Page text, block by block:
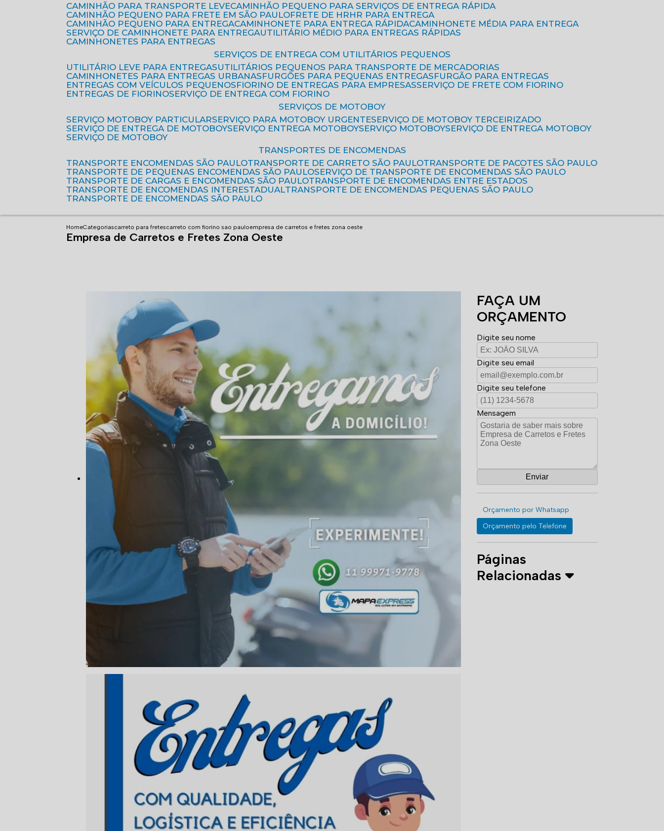
CAMINHÃO PARA TRANSPORTE LEVE
CAMINHÃO PEQUENO PARA SERVIÇOS DE ENTREGA RÁPIDA
CAMINHÃO PEQUENO PARA FRETE EM SÃO PAULO
FRETE DE HR
HR PARA ENTREGA
CAMINHÃO PEQUENO PARA ENTREGA CAMINHONETE PARA ENTREGA RÁPIDA CAMINHONETE MÉDIA PARA ENTREGA
SERVIÇO DE CAMINHONETE PARA ENTREGA
UTILITÁRIO MÉDIO PARA ENTREGAS RÁPIDAS
CAMINHONETES PARA ENTREGAS
SERVIÇOS DE ENTREGA COM UTILITÁRIOS PEQUENOS
UTILITÁRIO LEVE PARA ENTREGAS
UTILITÁRIOS PEQUENOS PARA TRANSPORTE DE MERCADORIAS
CAMINHONETES PARA ENTREGAS URBANAS
FURGÕES PARA PEQUENAS ENTREGAS
FURGÃO PARA ENTREGAS
ENTREGAS COM VEÍCULOS PEQUENOS
FIORINO DE ENTREGAS PARA EMPRESAS
SERVIÇO DE FRETE COM FIORINO
ENTREGAS DE FIORINO
SERVIÇO DE ENTREGA COM FIORINO
SERVIÇOS DE MOTOBOY
SERVIÇO MOTOBOY PARTICULAR
SERVIÇO PARA MOTOBOY URGENTE
SERVIÇO DE MOTOBOY TERCEIRIZADO
SERVIÇO DE ENTREGA DE MOTOBOY
SERVIÇO ENTREGA MOTOBOY SERVIÇO MOTOBOY
SERVIÇO DE ENTREGA MOTOBOY
SERVIÇO DE MOTOBOY
TRANSPORTES DE ENCOMENDAS
TRANSPORTE ENCOMENDAS SÃO PAULO
TRANSPORTE DE CARRETO SÃO PAULO
TRANSPORTE DE PACOTES SÃO PAULO
TRANSPORTE DE PEQUENAS ENCOMENDAS SÃO PAULO
SERVIÇO DE TRANSPORTE DE ENCOMENDAS SÃO PAULO
TRANSPORTE DE CARGAS E ENCOMENDAS SÃO PAULO
TRANSPORTE DE ENCOMENDAS ENTRE ESTADOS
TRANSPORTE DE ENCOMENDAS INTERESTADUAL
TRANSPORTE DE ENCOMENDAS PEQUENAS SÃO PAULO
TRANSPORTE DE ENCOMENDAS SÃO PAULO
HomeCategoriascarreto para fretescarreto com fiorino sao pauloempresa de carretos e fretes zona oeste
Empresa de Carretos e Fretes Zona Oeste
FAÇA UM
ORÇAMENTO
Digite seu nome
Digite seu email
Digite seu telefone
Mensagem
Orçamento por Whatsapp
Orçamento pelo Telefone
Páginas
Relacionadas